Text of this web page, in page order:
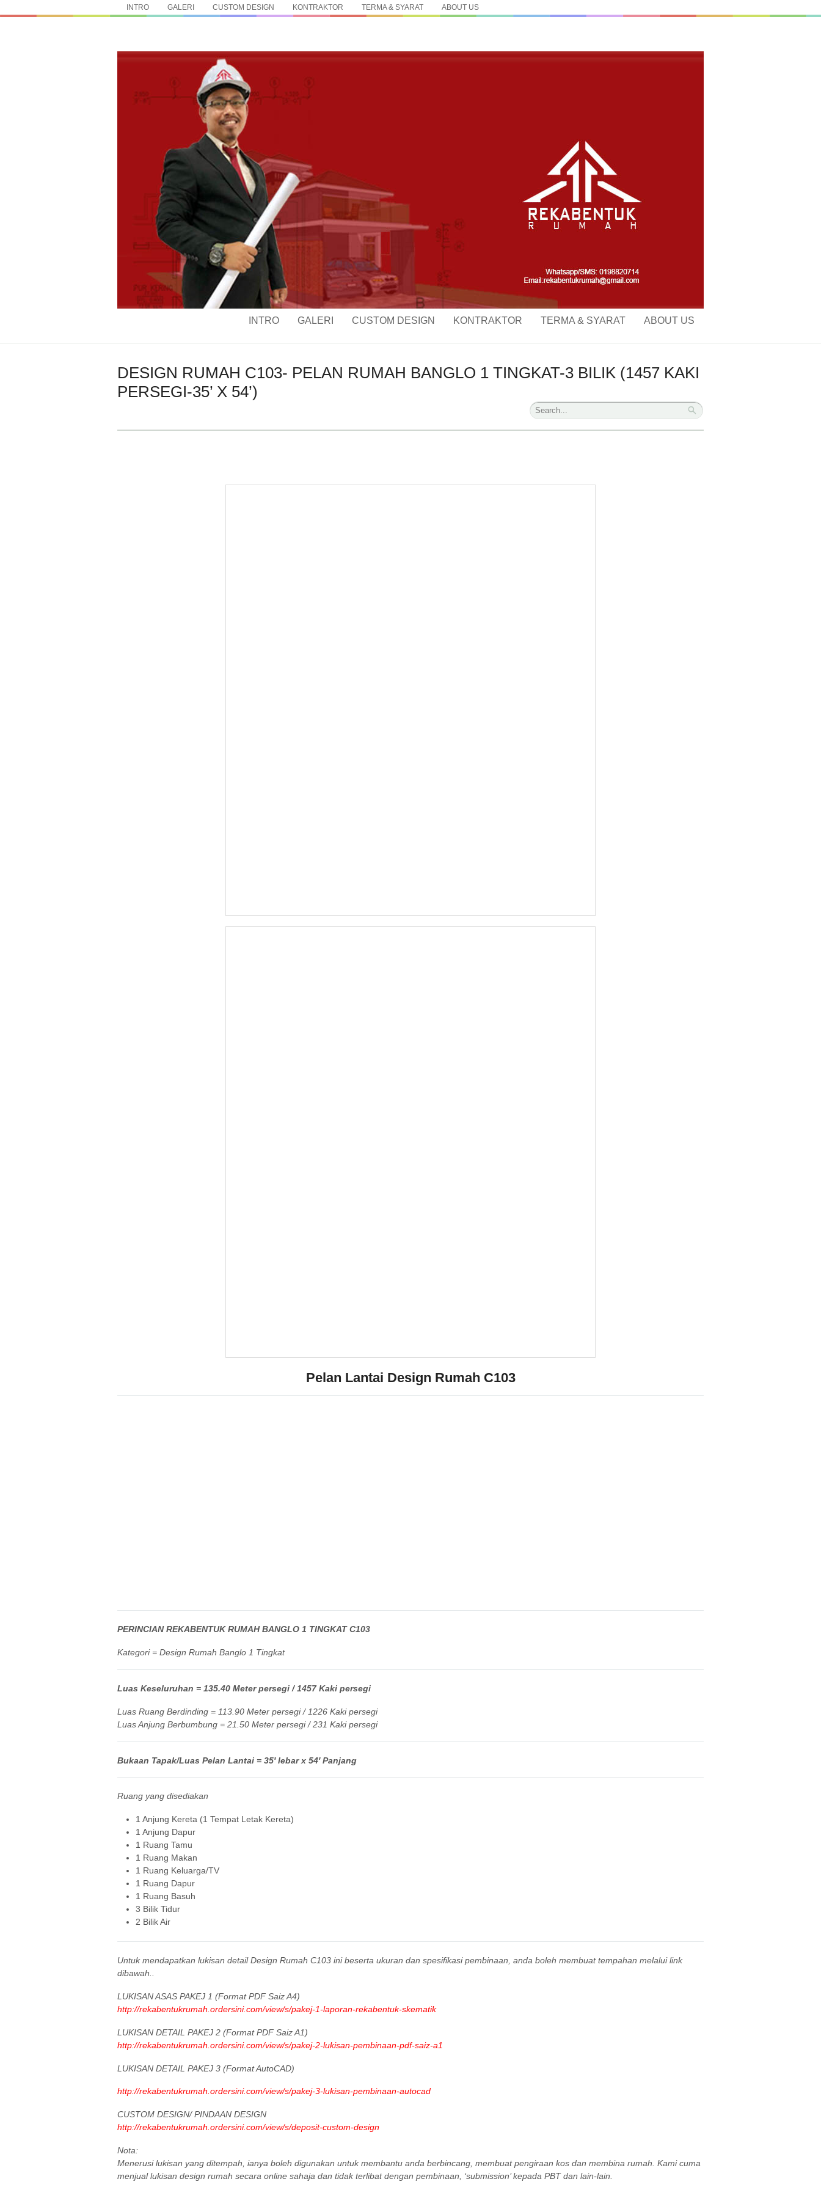
INTRO GALERI CUSTOM DESIGN KONTRAKTOR TERMA & SYARAT ABOUT US
INTRO GALERI CUSTOM DESIGN KONTRAKTOR TERMA & SYARAT ABOUT US
DESIGN RUMAH C103- PELAN RUMAH BANGLO 1 TINGKAT-3 BILIK (1457 KAKI
PERSEGI-35’ X 54’)
Pelan Lantai Design Rumah C103
PERINCIAN REKABENTUK RUMAH BANGLO 1 TINGKAT C103
Kategori = Design Rumah Banglo 1 Tingkat
Luas Keseluruhan = 135.40 Meter persegi / 1457 Kaki persegi
Luas Ruang Berdinding = 113.90 Meter persegi / 1226 Kaki persegi
Luas Anjung Berbumbung = 21.50 Meter persegi / 231 Kaki persegi
Bukaan Tapak/Luas Pelan Lantai = 35′ lebar x 54′ Panjang
Ruang yang disediakan
1 Anjung Kereta (1 Tempat Letak Kereta)
1 Anjung Dapur
1 Ruang Tamu
1 Ruang Makan
1 Ruang Keluarga/TV
1 Ruang Dapur
1 Ruang Basuh
3 Bilik Tidur
2 Bilik Air
Untuk mendapatkan lukisan detail Design Rumah C103 ini beserta ukuran dan spesifikasi pembinaan, anda boleh membuat tempahan melalui link
dibawah..
LUKISAN ASAS PAKEJ 1 (Format PDF Saiz A4)
http://rekabentukrumah.ordersini.com/view/s/pakej-1-laporan-rekabentuk-skematik
LUKISAN DETAIL PAKEJ 2 (Format PDF Saiz A1)
http://rekabentukrumah.ordersini.com/view/s/pakej-2-lukisan-pembinaan-pdf-saiz-a1
LUKISAN DETAIL PAKEJ 3 (Format AutoCAD)
http://rekabentukrumah.ordersini.com/view/s/pakej-3-lukisan-pembinaan-autocad
CUSTOM DESIGN/ PINDAAN DESIGN
http://rekabentukrumah.ordersini.com/view/s/deposit-custom-design
Nota:
Menerusi lukisan yang ditempah, ianya boleh digunakan untuk membantu anda berbincang, membuat pengiraan kos dan membina rumah. Kami cuma
menjual lukisan design rumah secara online sahaja dan tidak terlibat dengan pembinaan, ‘submission’ kepada PBT dan lain-lain.